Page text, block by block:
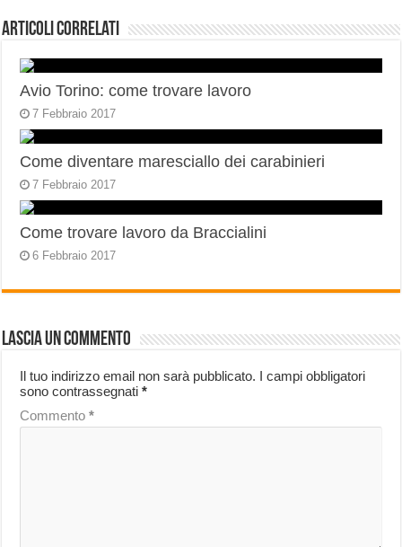
Articoli correlati
Avio Torino: come trovare lavoro
7 Febbraio 2017
Come diventare maresciallo dei carabinieri
7 Febbraio 2017
Come trovare lavoro da Braccialini
6 Febbraio 2017
Lascia un commento
Il tuo indirizzo email non sarà pubblicato. I campi obbligatori
sono contrassegnati*
Commento*